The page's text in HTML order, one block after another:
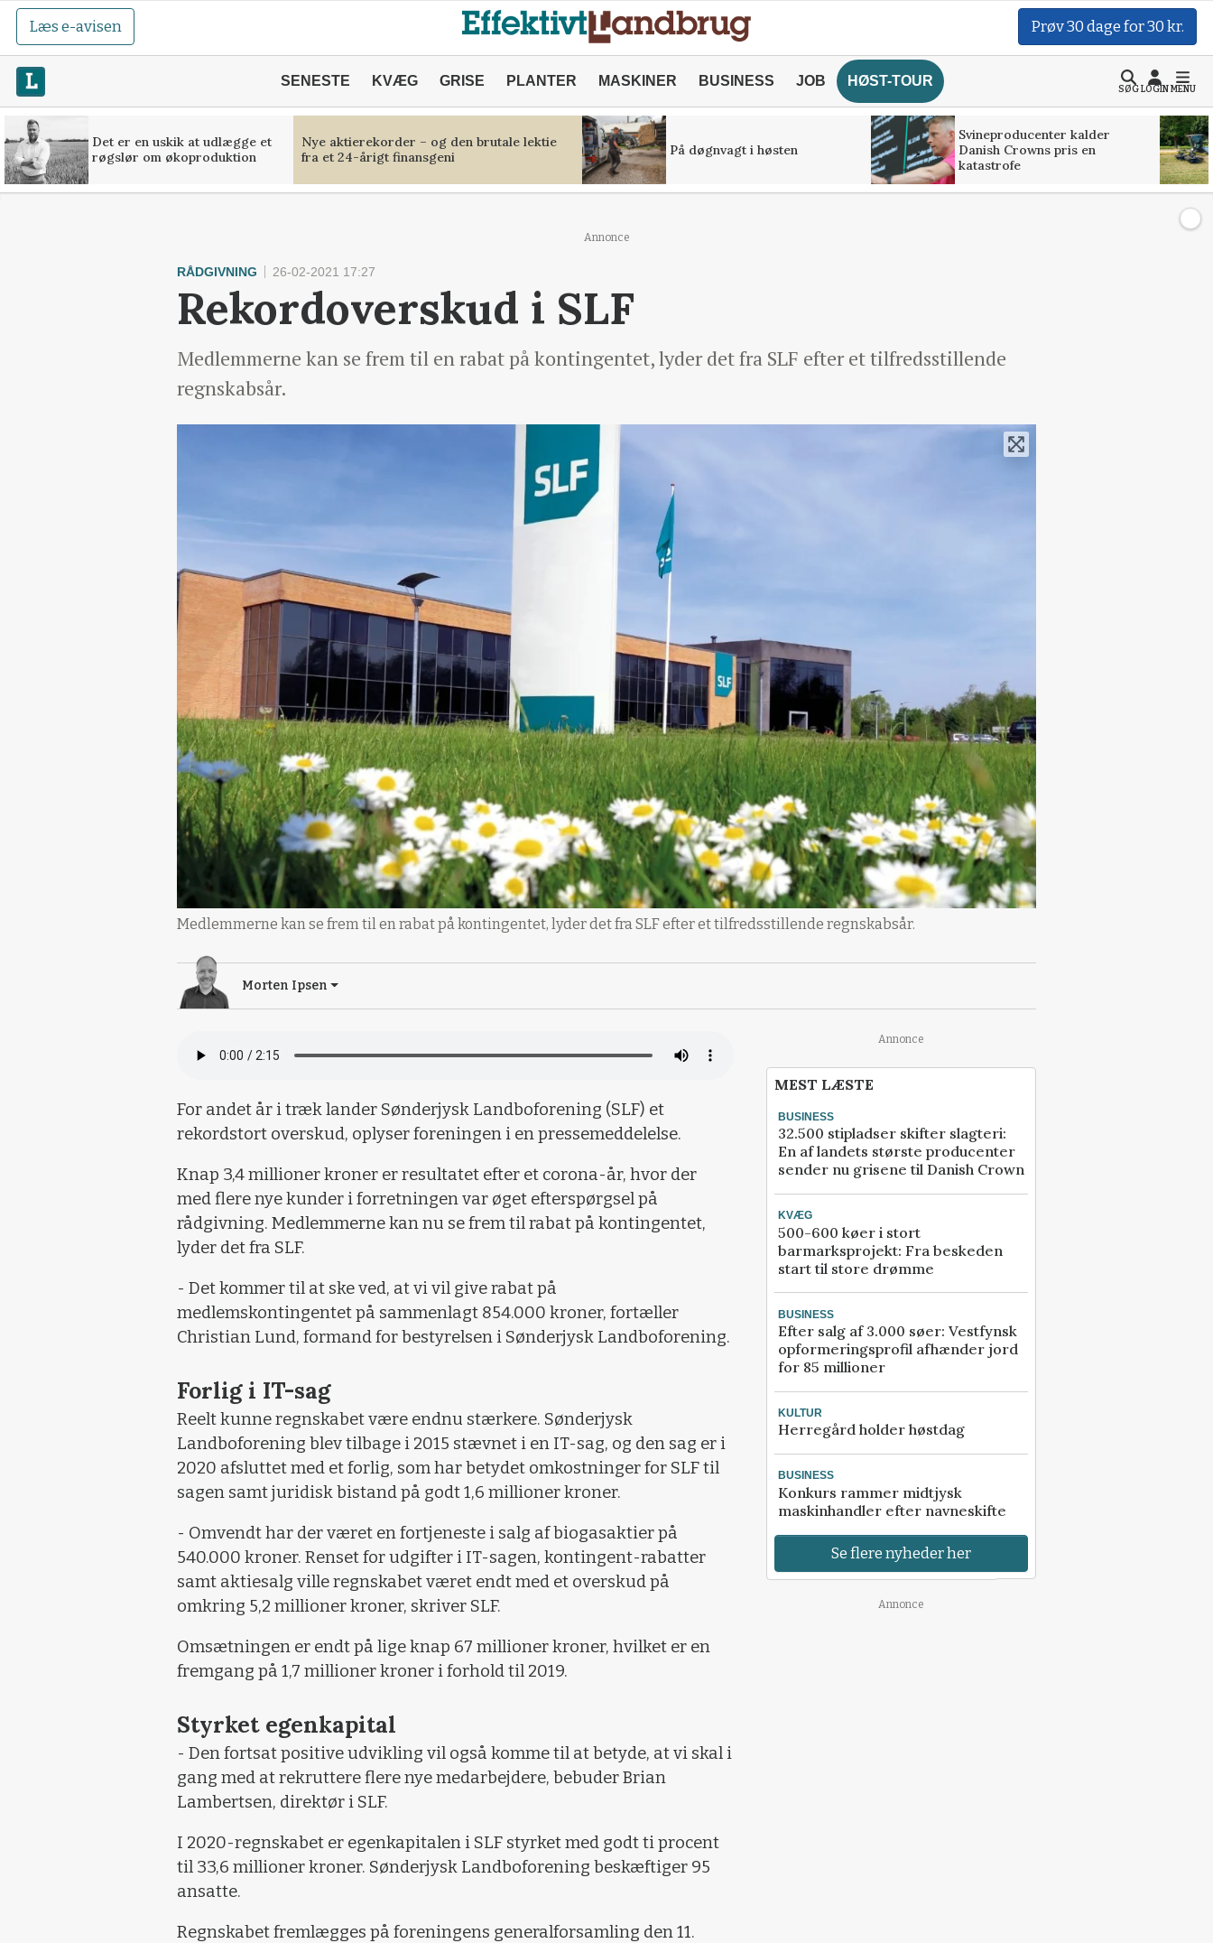
Læs e-avisen Prøv 30 dage for 30 kr.
SENESTE KVÆG GRISE PLANTER MASKINER BUSINESS JOB HØST-TOUR
SØGLOGINMENU
Det er en uskik at udlægge et
røgslør om økoproduktion
Nye aktierekorder – og den brutale lektie
fra et 24-årigt finansgeni
På døgnvagt i høsten
Svineproducenter kalder
Danish Crowns pris en
katastrofe
Annonce
RÅDGIVNING 26-02-2021 17:27
Rekordoverskud i SLF
Medlemmerne kan se frem til en rabat på kontingentet, lyder det fra SLF efter et tilfredsstillende
regnskabsår.
Medlemmerne kan se frem til en rabat på kontingentet, lyder det fra SLF efter et tilfredsstillende regnskabsår.
Morten Ipsen
For andet år i træk lander Sønderjysk Landboforening (SLF) et
rekordstort overskud, oplyser foreningen i en pressemeddelelse.
Knap 3,4 millioner kroner er resultatet efter et corona-år, hvor der
med flere nye kunder i forretningen var øget efterspørgsel på
rådgivning. Medlemmerne kan nu se frem til rabat på kontingentet,
lyder det fra SLF.
- Det kommer til at ske ved, at vi vil give rabat på
medlemskontingentet på sammenlagt 854.000 kroner, fortæller
Christian Lund, formand for bestyrelsen i Sønderjysk Landboforening.
Forlig i IT-sag
Reelt kunne regnskabet være endnu stærkere. Sønderjysk
Landboforening blev tilbage i 2015 stævnet i en IT-sag, og den sag er i
2020 afsluttet med et forlig, som har betydet omkostninger for SLF til
sagen samt juridisk bistand på godt 1,6 millioner kroner.
- Omvendt har der været en fortjeneste i salg af biogasaktier på
540.000 kroner. Renset for udgifter i IT-sagen, kontingent-rabatter
samt aktiesalg ville regnskabet været endt med et overskud på
omkring 5,2 millioner kroner, skriver SLF.
Omsætningen er endt på lige knap 67 millioner kroner, hvilket er en
fremgang på 1,7 millioner kroner i forhold til 2019.
Styrket egenkapital
- Den fortsat positive udvikling vil også komme til at betyde, at vi skal i
gang med at rekruttere flere nye medarbejdere, bebuder Brian
Lambertsen, direktør i SLF.
I 2020-regnskabet er egenkapitalen i SLF styrket med godt ti procent
til 33,6 millioner kroner. Sønderjysk Landboforening beskæftiger 95
ansatte.
Regnskabet fremlægges på foreningens generalforsamling den 11.
Annonce
MEST LÆSTE
BUSINESS
32.500 stipladser skifter slagteri:
En af landets største producenter
sender nu grisene til Danish Crown
KVÆG
500-600 køer i stort
barmarksprojekt: Fra beskeden
start til store drømme
BUSINESS
Efter salg af 3.000 søer: Vestfynsk
opformeringsprofil afhænder jord
for 85 millioner
KULTUR
Herregård holder høstdag
BUSINESS
Konkurs rammer midtjysk
maskinhandler efter navneskifte
Se flere nyheder her
Annonce